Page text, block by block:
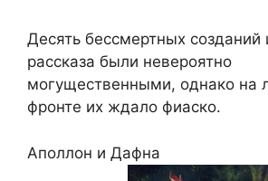
Десять бессмертных созданий
рассказа были невероятно
могущественными, однако на
фронте их ждало фиаско.
Аполлон и Дафна